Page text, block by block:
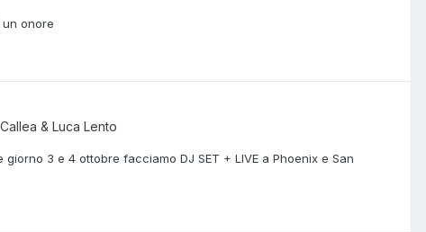
onore
& Luca Lento
3 e 4 ottobre facciamo DJ SET + LIVE a Phoenix e San